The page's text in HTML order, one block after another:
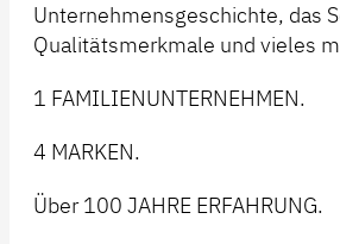
Unternehmensgeschichte, das
Qualitätsmerkmale und vieles
1 FAMILIENUNTERNEHMEN.
4 MARKEN.
Über 100 JAHRE ERFAHRUNG.